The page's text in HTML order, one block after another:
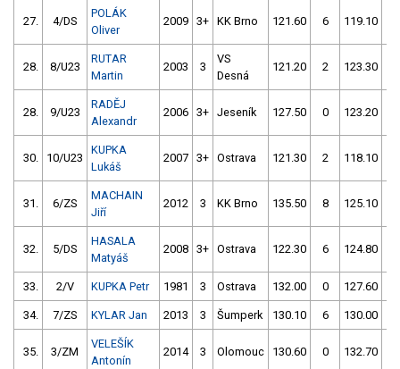
27. 4/DS
POLÁK
Oliver
2009 3+ KK Brno 121.60 6 119.10
28. 8/U23
RUTAR
Martin
2003 3
VS
Desná
121.20 2 123.30
28. 9/U23
RADĚJ
Alexandr
2006 3+ Jeseník 127.50 0 123.20
30. 10/U23
KUPKA
Lukáš
2007 3+ Ostrava 121.30 2 118.10
31. 6/ZS
MACHAIN
Jiří
2012 3 KK Brno 135.50 8 125.10
32. 5/DS
HASALA
Matyáš
2008 3+ Ostrava 122.30 6 124.80
33. 2/V KUPKA Petr 1981 3 Ostrava 132.00 0 127.60
34. 7/ZS KYLAR Jan 2013 3 Šumperk 130.10 6 130.00
35. 3/ZM
VELEŠÍK
Antonín
2014 3 Olomouc 130.60 0 132.70